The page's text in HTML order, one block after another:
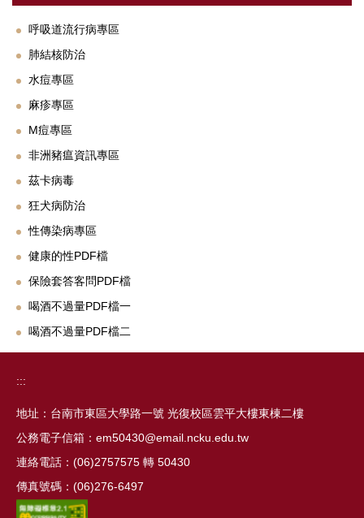
呼吸道流行病專區
肺結核防治
水痘專區
麻疹專區
M痘專區
非洲豬瘟資訊專區
茲卡病毒
狂犬病防治
性傳染病專區
健康的性PDF檔
保險套答客問PDF檔
喝酒不過量PDF檔一
喝酒不過量PDF檔二
:::
地址：台南市東區大學路一號 光復校區雲平大樓東棟二樓
公務電子信箱：em50430@email.ncku.edu.tw
連絡電話：(06)2757575 轉 50430
傳真號碼：(06)276-6497